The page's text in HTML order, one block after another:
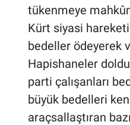
tükenmeye
Kürt siyasi hareketi
bedeller ödeyerek
Hapishaneler
parti çalışanları
büyük bedelleri
araçsallaştıran